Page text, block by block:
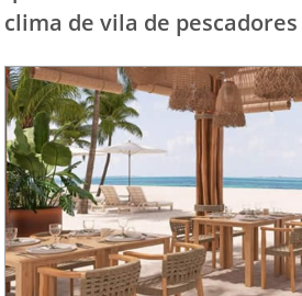
clima de vila de pescadores